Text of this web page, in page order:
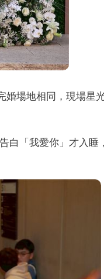
婚場地相同，現場星
白「我愛你」才入睡